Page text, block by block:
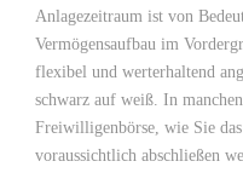
Anlagezeitraum ist von
Vermögensaufbau im
flexibel und werterhaltend
schwarz auf weiß. In
Freiwilligenbörse, wie Sie
voraussichtlich abschließen